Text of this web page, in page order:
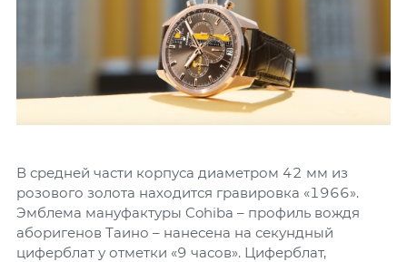
В средней части корпуса диаметром 42 мм из
розового золота находится гравировка «1966».
Эмблема мануфактуры Cohiba – профиль вождя
аборигенов Таино – нанесена на секундный
циферблат у отметки «9 часов». Циферблат,